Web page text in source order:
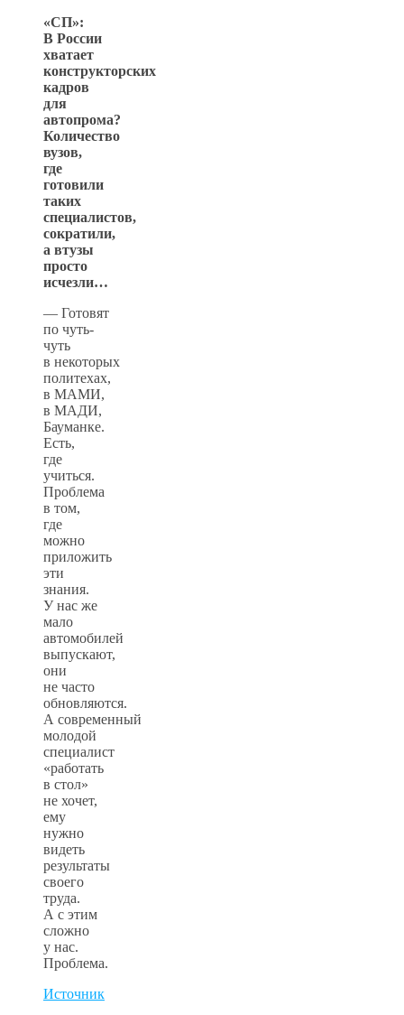
«СП»:
В России
хватает
конструкторских
кадров
для
автопрома?
Количество
вузов,
где
готовили
таких
специалистов,
сократили,
а втузы
просто
исчезли…
— Готовят
по чуть-
чуть
в некоторых
политехах,
в МАМИ,
в МАДИ,
Бауманке.
Есть,
где
учиться.
Проблема
в том,
где
можно
приложить
эти
знания.
У нас же
мало
автомобилей
выпускают,
они
не часто
обновляются.
А современный
молодой
специалист
«работать
в стол»
не хочет,
ему
нужно
видеть
результаты
своего
труда.
А с этим
сложно
у нас.
Проблема.
Источник